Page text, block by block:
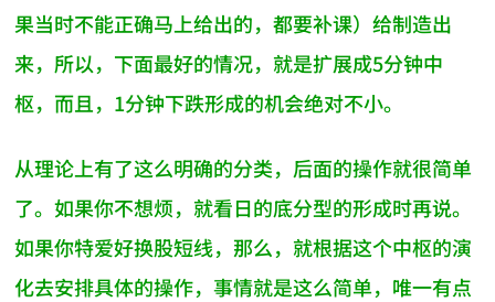
果当时不能正确马上给出的，都要补课）给制造出
来，所以，下面最好的情况，就是扩展成5分钟中
枢，而且，1分钟下跌形成的机会绝对不小。
从理论上有了这么明确的分类，后面的操作就很简单
了。如果你不想烦，就看日的底分型的形成时再说。
如果你特爱好换股短线，那么，就根据这个中枢的演
化去安排具体的操作，事情就是这么简单，唯一有点